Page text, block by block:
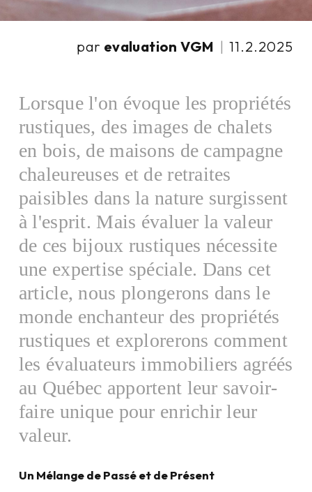
par evaluation VGM | 11.2.2025
Lorsque l'on évoque les propriétés
rustiques, des images de chalets
en bois, de maisons de campagne
chaleureuses et de retraites
paisibles dans la nature surgissent
à l'esprit. Mais évaluer la valeur
de ces bijoux rustiques nécessite
une expertise spéciale. Dans cet
article, nous plongerons dans le
monde enchanteur des propriétés
rustiques et explorerons comment
les évaluateurs immobiliers agréés
au Québec apportent leur savoir-
faire unique pour enrichir leur
valeur.
Un Mélange de Passé et de Présent